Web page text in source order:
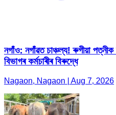
নগাঁও: নগাঁৱত চাঞ্চল্য! ৰুগীয়া
বিভাগৰ কৰ্মচাৰীৰ বিৰুদ্ধে
Nagaon, Nagaon | Aug 7, 2026